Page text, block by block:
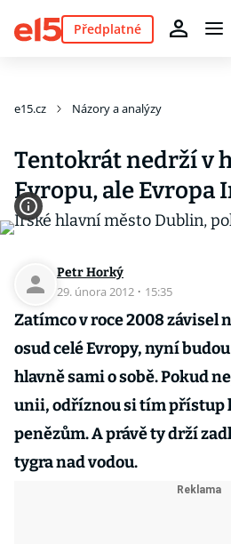
Předplatné
e15.cz Názory a analýzy
Tentokrát nedrží v
Evropu, ale Evropa
Petr Horký
29. února 2012 · 15:35
Zatímco v roce 2008 závisel
osud celé Evropy, nyní
hlavně sami o sobě. Pokud
unii, odříznou si tím přístup
penězům. A právě ty drží
tygra nad vodou.